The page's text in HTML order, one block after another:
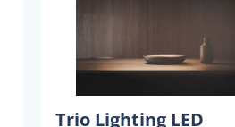
Trio Lighting LED